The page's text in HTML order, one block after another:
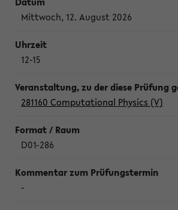
Mittwoch, 12. August 2026
12-15
281160 Computational Physics (V)
D01-286
-